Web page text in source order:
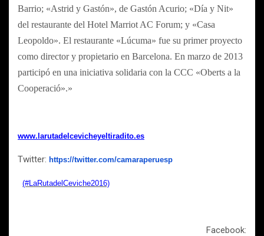
Barrio; «Astrid y Gastón», de Gastón Acurio; «Día y Nit»
del restaurante del Hotel Marriot AC Forum; y «Casa
Leopoldo». El restaurante «Lúcuma» fue su primer proyecto
como director y propietario en Barcelona. En marzo de 2013
participó en una iniciativa solidaria con la CCC «Oberts a la
Cooperació».»
www.larutadelcevicheyeltiradito.es
Twitter: https://twitter.com/camaraperuesp
(#LaRutadelCeviche2016)
Facebook: